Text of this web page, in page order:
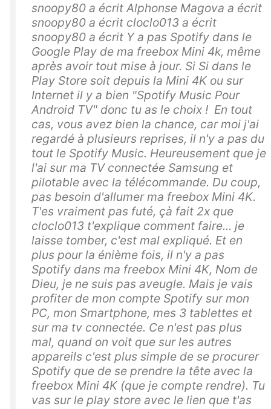
snoopy80 a écrit Alphonse Magova a écrit
snoopy80 a écrit cloclo013 a écrit
snoopy80 a écrit Y a pas Spotify dans le
Google Play de ma freebox Mini 4k, même
après avoir tout mise à jour. Si Si dans le
Play Store soit depuis la Mini 4K ou sur
Internet il y a bien "Spotify Music Pour
Android TV" donc tu as le choix ! En tout
cas, vous avez bien la chance, car moi j'ai
regardé à plusieurs reprises, il n'y a pas du
tout le Spotify Music. Heureusement que je
l'ai sur ma TV connectée Samsung et
pilotable avec la télécommande. Du coup,
pas besoin d'allumer ma freebox Mini 4K.
T'es vraiment pas futé, çà fait 2x que
cloclo013 t'explique comment faire... je
laisse tomber, c'est mal expliqué. Et en
plus pour la énième fois, il n'y a pas
Spotify dans ma freebox Mini 4K, Nom de
Dieu, je ne suis pas aveugle. Mais je vais
profiter de mon compte Spotify sur mon
PC, mon Smartphone, mes 3 tablettes et
sur ma tv connectée. Ce n'est pas plus
mal, quand on voit que sur les autres
appareils c'est plus simple de se procurer
Spotify que de se prendre la tête avec la
freebox Mini 4K (que je compte rendre). Tu
vas sur le play store avec le lien que t'as